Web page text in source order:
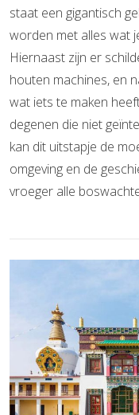
staat een gigantisch
worden met alles wat
Hiernaast zijn er
houten machines, en
wat iets te maken
degenen die niet
kan dit uitstapje de
omgeving en de
vroeger alle